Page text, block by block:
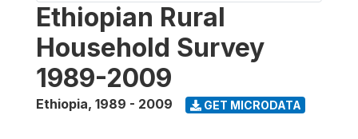
Ethiopian Rural
Household Survey
1989-2009
Ethiopia, 1989 - 2009 GET MICRODATA